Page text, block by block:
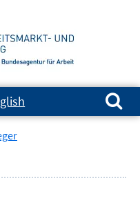
Suchen nach: